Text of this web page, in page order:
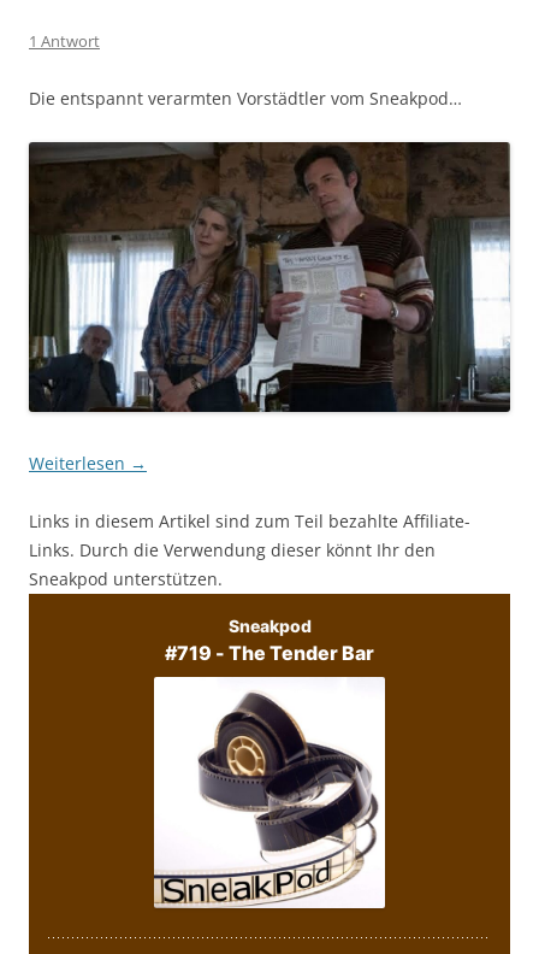
1 Antwort
Die entspannt verarmten Vorstädtler vom Sneakpod…
Weiterlesen →
Links in diesem Artikel sind zum Teil bezahlte Affiliate-
Links. Durch die Verwendung dieser könnt Ihr den
Sneakpod unterstützen.